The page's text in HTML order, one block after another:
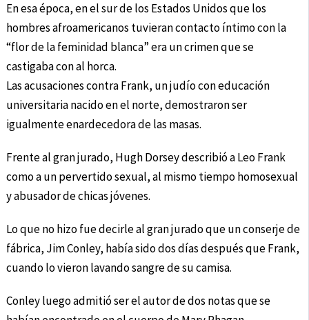
En esa época, en el sur de los Estados Unidos que los
hombres afroamericanos tuvieran contacto íntimo con la
“flor de la feminidad blanca” era un crimen que se
castigaba con al horca.
Las acusaciones contra Frank, un judío con educación
universitaria nacido en el norte, demostraron ser
igualmente enardecedora de las masas.
Frente al gran jurado, Hugh Dorsey describió a Leo Frank
como a un pervertido sexual, al mismo tiempo homosexual
y abusador de chicas jóvenes.
Lo que no hizo fue decirle al gran jurado que un conserje de
fábrica, Jim Conley, había sido dos días después que Frank,
cuando lo vieron lavando sangre de su camisa.
Conley luego admitió ser el autor de dos notas que se